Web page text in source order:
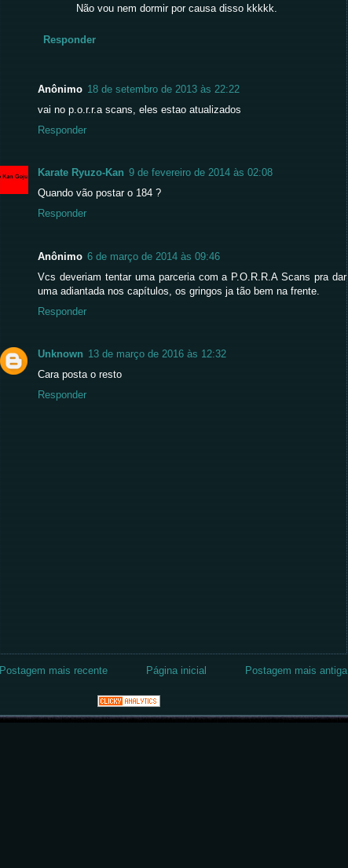
Não vou nem dormir por causa disso kkkkk.
Responder
Anônimo 18 de setembro de 2013 às 22:22
vai no p.o.r.r.a scans, eles estao atualizados
Responder
Karate Ryuzo-Kan 9 de fevereiro de 2014 às 02:08
Quando vão postar o 184 ?
Responder
Anônimo 6 de março de 2014 às 09:46
Vcs deveriam tentar uma parceria com a P.O.R.R.A Scans pra dar
uma adiantada nos capítulos, os gringos ja tão bem na frente.
Responder
Unknown 13 de março de 2016 às 12:32
Cara posta o resto
Responder
Postagem mais recente Postagem mais antiga
Página inicial